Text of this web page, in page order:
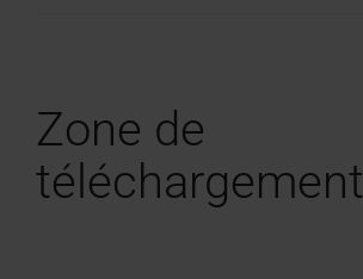
Zone de
téléchargement